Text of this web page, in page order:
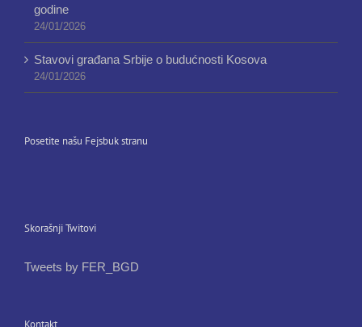
godine
24/01/2026
Stavovi građana Srbije o budućnosti Kosova
24/01/2026
Posetite našu Fejsbuk stranu
Skorašnji Twitovi
Tweets by FER_BGD